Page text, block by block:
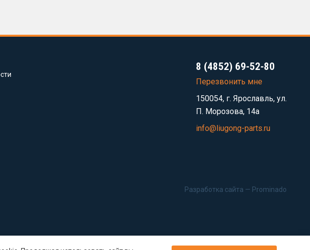
8 (4852) 69-52-80
Перезвонить мне
150054, г. Ярославль, ул.
П. Морозова, 14а
info@liugong-parts.ru
Разработка сайта — Prominado